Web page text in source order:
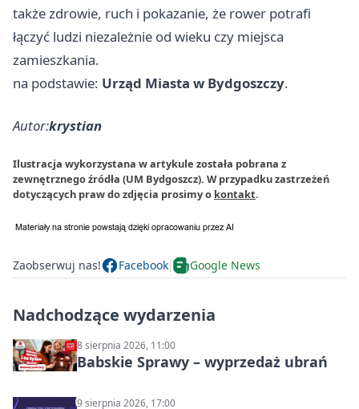
także zdrowie, ruch i pokazanie, że rower potrafi
łączyć ludzi niezależnie od wieku czy miejsca
zamieszkania.
na podstawie: Urząd Miasta w Bydgoszczy.
Autor:krystian
Ilustracja wykorzystana w artykule została pobrana z
zewnętrznego źródła (UM Bydgoszcz). W przypadku zastrzeżeń
dotyczących praw do zdjęcia prosimy o kontakt.
Zaobserwuj nas! Facebook Google News
Nadchodzące wydarzenia
8 sierpnia 2026, 11:00
Babskie Sprawy – wyprzedaż ubrań
9 sierpnia 2026, 17:00